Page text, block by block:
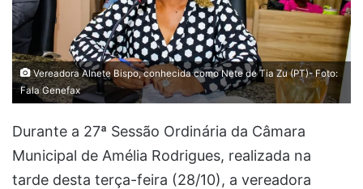
Vereadora Alnete Bispo, conhecida como Nete de Tia Zu (PT)- Foto:
Fala Genefax
Durante a 27ª Sessão Ordinária da Câmara
Municipal de Amélia Rodrigues, realizada na
tarde desta terça-feira (28/10), a vereadora